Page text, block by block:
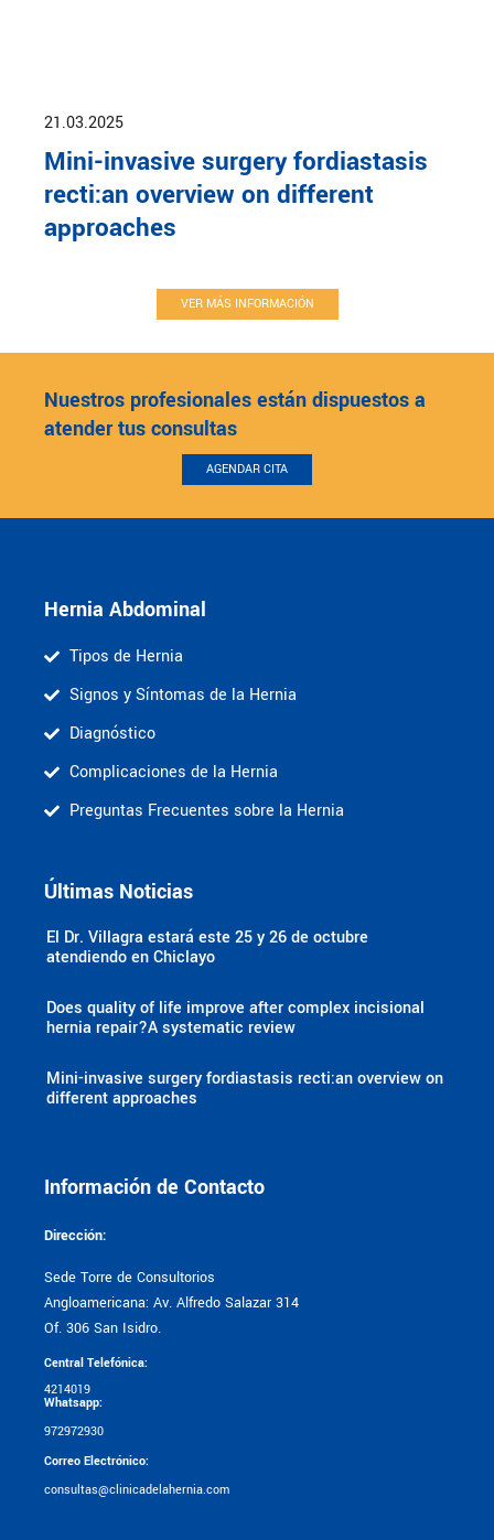
21.03.2025
Mini-invasive surgery fordiastasis
recti:an overview on different
approaches
VER MÁS INFORMACIÓN
Nuestros profesionales están dispuestos a
atender tus consultas
AGENDAR CITA
Información de Contacto
Dirección:
Sede Torre de Consultorios
Angloamericana: Av. Alfredo Salazar 314
Of. 306 San Isidro.
Central Telefónica:
4214019
Whatsapp:
972972930
Correo Electrónico:
consultas@clinicadelahernia.com
Hernia Abdominal
Tipos de Hernia
Signos y Síntomas de la Hernia
Diagnóstico
Complicaciones de la Hernia
Preguntas Frecuentes sobre la Hernia
Últimas Noticias
El Dr. Villagra estará este 25 y 26 de octubre
atendiendo en Chiclayo
Does quality of life improve after complex incisional
hernia repair?A systematic review
Mini-invasive surgery fordiastasis recti:an overview on
different approaches